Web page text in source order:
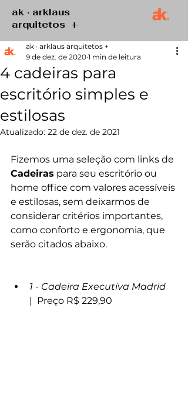
ak · arklaus
arquitetos +
4 cadeiras para
escritório simples e
estilosas
ak · arklaus arquitetos +
9 de dez. de 2020 1 min de leitura
Atualizado: 22 de dez. de 2021
Fizemos uma seleção com links de
Cadeiras para seu escritório ou
home office com valores acessíveis
e estilosas, sem deixarmos de
considerar critérios importantes,
como conforto e ergonomia, que
serão citados abaixo.
1 - Cadeira Executiva Madrid
|  Preço R$ 229,90